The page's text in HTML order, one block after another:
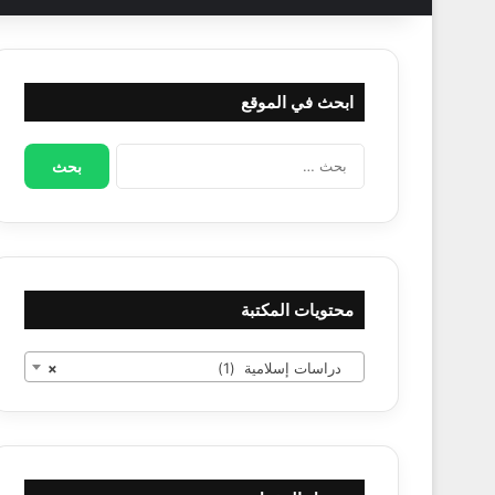
ابحث في الموقع
البحث
محتويات المكتبة
× دراسات إسلامية (1)